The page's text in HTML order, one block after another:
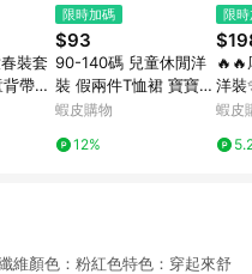
裝套
帶裙
套裙
限時加碼
$93
90-140碼 兒童休閒洋
裝 假兩件T恤裙 寶寶可
愛卡通裙子 A字裙 草莓
童裝ｚ２
蝦皮購物
12%
限
洋裝
17
蝦皮
維顏色：粉紅色特色：穿起來舒